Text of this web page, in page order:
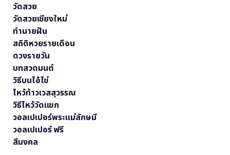
วัดสวย
วัดสวยเชียงใหม่
ทำนายฝัน
สถิติหวยรายเดือน
ดวงรายวัน
บทสวดมนต์
วิธีบนไอ้ไข่
ไหว้ท้าวเวสสุวรรณ
วิธีไหว้วัดแขก
วอลเปเปอร์พระแม่ลักษมี
วอลเปเปอร์ ฟรี
สีมงคล